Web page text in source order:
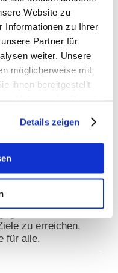
Website zu
Informationen zu Ihrer
Partner für
weiter. Unsere
möglicherweise mit
ihnen bereitgestellt
Details zeigen
Erhöhung löst
vertritt die
im Dialog mit
der
zu erreichen,
für alle.